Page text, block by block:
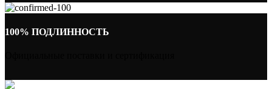
100% ПОДЛИННОСТЬ